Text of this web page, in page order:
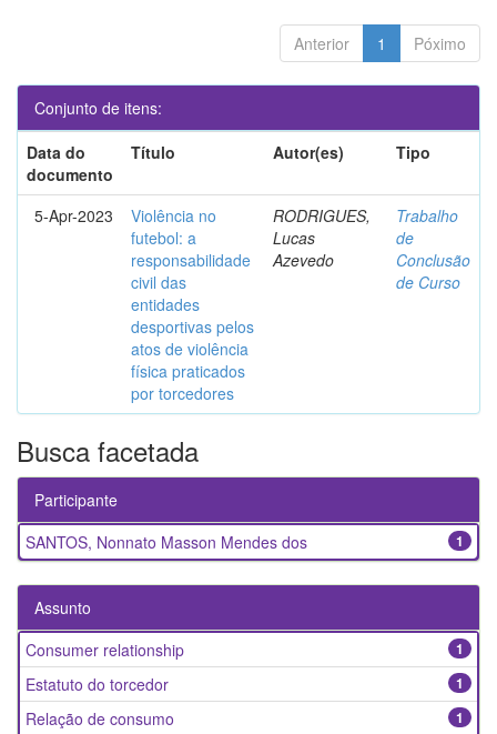
Anterior 1 Póximo
Conjunto de itens:
Data do
documento
Título Autor(es) Tipo
5-Apr-2023
Violência no
futebol: a
responsabilidade
civil das
entidades
desportivas pelos
atos de violência
física praticados
por torcedores
RODRIGUES,
Lucas
Azevedo
Trabalho
de
Conclusão
de Curso
Busca facetada
Participante
1
SANTOS, Nonnato Masson Mendes dos
Assunto
1
Consumer relationship
1
Estatuto do torcedor
1
Relação de consumo